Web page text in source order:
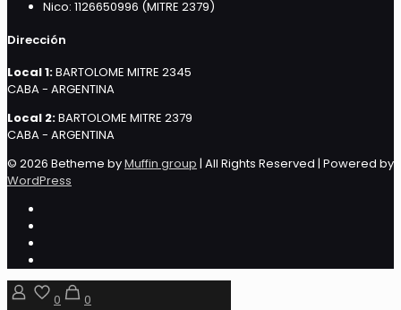
Nico: 1126650996 (MITRE 2379)
Dirección
Local 1:BARTOLOME MITRE 2345
CABA - ARGENTINA
Local 2:BARTOLOME MITRE 2379
CABA - ARGENTINA
© 2026 Betheme byMuffin group | All Rights Reserved | Powered by
WordPress
0
0